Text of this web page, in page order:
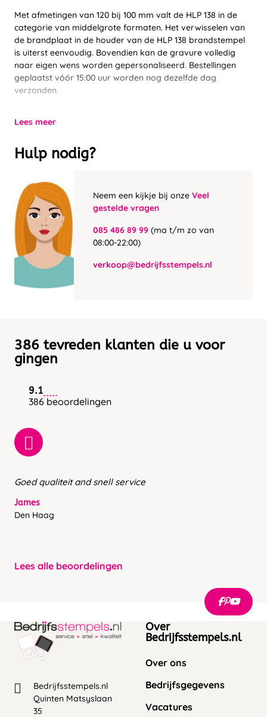
Met afmetingen van 120 bij 100 mm valt de HLP 138 in de
categorie van middelgrote formaten. Het verwisselen van
de brandplaat in de houder van de HLP 138 brandstempel
is uiterst eenvoudig. Bovendien kan de gravure volledig
naar eigen wens worden gepersonaliseerd. Bestellingen
geplaatst vóór 15:00 uur worden nog dezelfde dag
verzonden.
Lees meer
Hulp nodig?
Neem een kijkje bij onze Veel
gestelde vragen
085 486 89 99 (ma t/m zo van
08:00-22:00)
verkoop@bedrijfsstempels.nl
386 tevreden klanten die u voor
gingen
9.1
386 beoordelingen
Goed qualiteit and snell service
James
Den Haag
Lees alle beoordelingen
Bedrijfsstempels.nl
Quinten Matsyslaan
35
Over
Bedrijfsstempels.nl
Over ons
Bedrijfsgegevens
Vacatures